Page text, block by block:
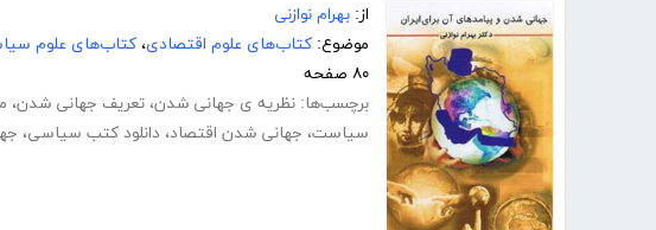
از: بهرام نوازنی
موضوع: کتاب‌های علوم اقتصادی، کتاب‌های علوم
۸۰ صفحه
برچسب‌ها: نظریه ی جهانی شدن، تعریف جهانی شدن،
سیاست، جهانی شدن اقتصاد، دانلود کتب سیاسی،